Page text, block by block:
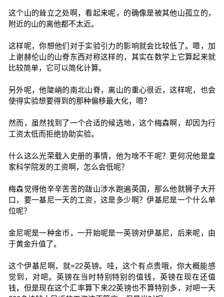
这个山的耸立之处啊，看起来呢，的确像是被其他山孤立的，
附近的山的离他都不太近。
这样呢，你想他们对于实验引力的影响就会比较低了。嗯，加
上谢赫伦山的山脊东西对称这样的，其实在数学上它算起来就
比较简单，它可以简化计算。
另外呢，他陡峭的南北山脊，离山的重心很近，这样呢，也会
使得实验想要得到的那种偏移最大化，嗯？
然而，虽然找到了一个合适的候选地，这个梅森啊，却因为行
工资太低而拒绝协助实验。
什么这么光荣载入史册的事情，他为啥不干呢？更何况他是皇
家科学院发的工资啊，怎么会低呢？
梅森觉得他辛辛苦苦的跋山涉水跑遍英国，那么他就狮子大开
口，要一基尼一天的工资，这是多少啊？伊基尼是一个什么单
位呢？
金尼呢是一种金币，一开始呢是一英镑对伊基尼，后来呢，由
于黄金升值了。
这个伊基尼啊，就=22英镑。哇，这个有点贵哦，你大概能感
觉到，对吧。英镑在当时特别特别的值钱，英镑在现在还值
钱，但是现在这个汇率算下来22英镑也不算特别多，对吧一天